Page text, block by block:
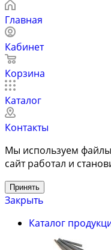
Главная
Кабинет
Корзина
Каталог
Контакты
Мы используем файлы
сайт работал и
Принять
Закрыть
Каталог